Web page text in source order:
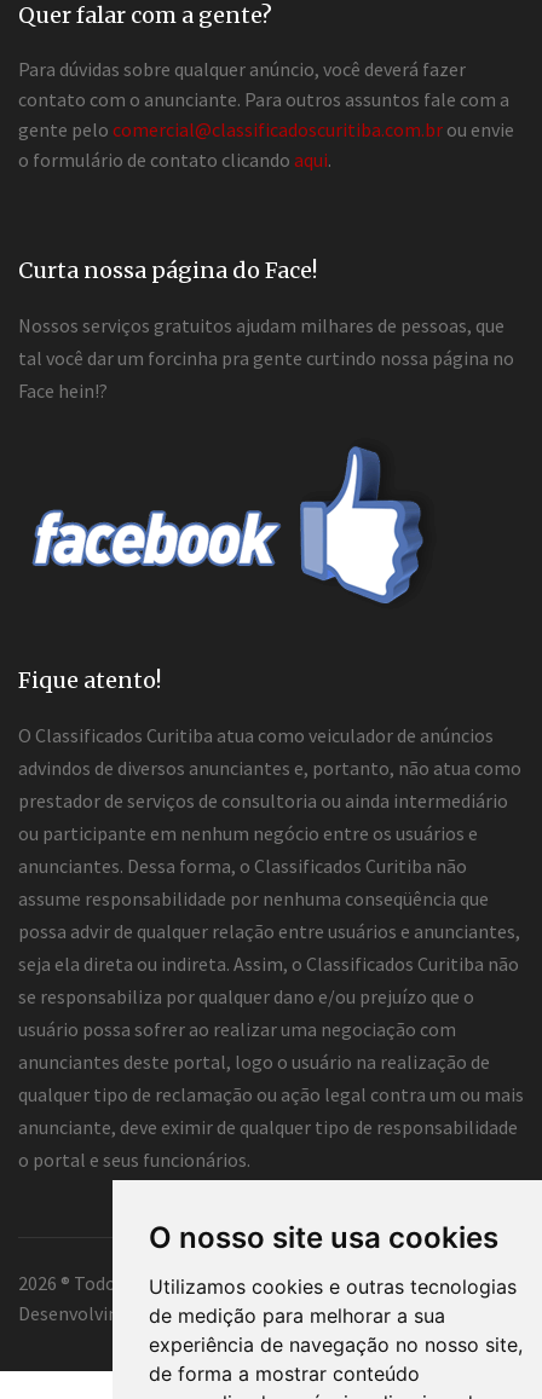
O nosso site usa cookies
Utilizamos cookies e outras tecnologias
de medição para melhorar a sua
experiência de navegação no nosso site,
de forma a mostrar conteúdo
Quer falar com a gente?
Para dúvidas sobre qualquer anúncio, você deverá fazer
contato com o anunciante. Para outros assuntos fale com a
gente pelo comercial@classificadoscuritiba.com.br ou envie
o formulário de contato clicando aqui.
Curta nossa página do Face!
Nossos serviços gratuitos ajudam milhares de pessoas, que
tal você dar um forcinha pra gente curtindo nossa página no
Face hein!?
Fique atento!
O Classificados Curitiba atua como veiculador de anúncios
advindos de diversos anunciantes e, portanto, não atua como
prestador de serviços de consultoria ou ainda intermediário
ou participante em nenhum negócio entre os usuários e
anunciantes. Dessa forma, o Classificados Curitiba não
assume responsabilidade por nenhuma conseqüência que
possa advir de qualquer relação entre usuários e anunciantes,
seja ela direta ou indireta. Assim, o Classificados Curitiba não
se responsabiliza por qualquer dano e/ou prejuízo que o
usuário possa sofrer ao realizar uma negociação com
anunciantes deste portal, logo o usuário na realização de
qualquer tipo de reclamação ou ação legal contra um ou mais
anunciante, deve eximir de qualquer tipo de responsabilidade
o portal e seus funcionários.
2026 ® Todos os direitos reservados.
Desenvolvimento e hospedagemClassificados Curitiba ®